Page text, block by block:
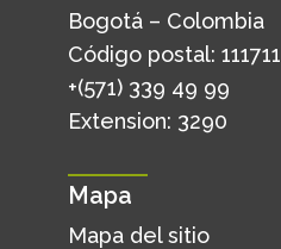
Bogotá – Colombia
Código postal: 111711
+(571) 339 49 99
Extension: 3290
Mapa
Mapa del sitio